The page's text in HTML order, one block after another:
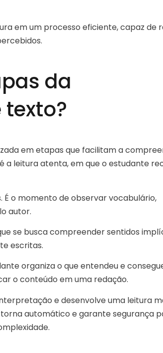
em um processo eficiente, capaz de
da
em etapas que facilitam a
a leitura atenta, em que o estudante
É o momento de observar vocabulário,
autor.
se busca compreender sentidos
escritas.
organiza o que entendeu e
o conteúdo em uma redação.
e desenvolve uma leitura
automático e garante segurança